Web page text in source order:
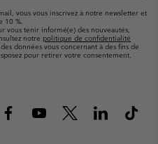
vous vous inscrivez à notre newsletter et
10 %.
vous tenir informé(e) des nouveautés,
notre politique de confidentialité
données vous concernant à des fins de
pour retirer votre consentement.